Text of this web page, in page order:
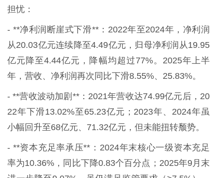
担忧：
- **净利润断崖式下滑**：2022年至2024年，净利润
从20.03亿元连续降至4.49亿元，归母净利润从19.95
亿元降至4.44亿元，降幅均超过77%。2025年上半
年，营收、净利润再次同比下滑8.55%、25.83%。
- **营收波动加剧**：2021年营收达74.99亿元后，20
22年下滑13.02%至65.23亿元；2023年、2024年虽
小幅回升至68亿元、71.32亿元，但未能扭转颓势。
- **资本充足率承压**：2024年末核心一级资本充足
率为10.36%，同比下降0.83个百分点；2025年9月末